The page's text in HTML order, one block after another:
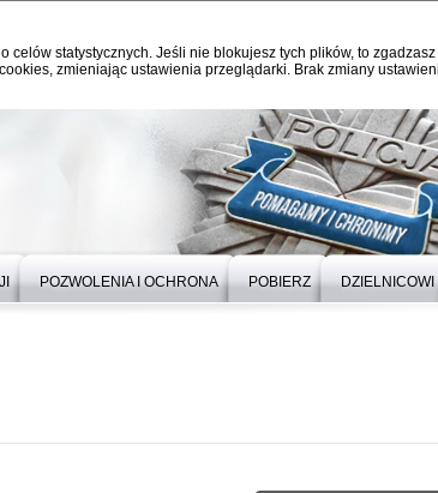
statystycznych. Jeśli nie blokujesz tych plików, to
zmieniając ustawienia przeglądarki. Brak zmiany
POZWOLENIA I OCHRONA POBIERZ DZIELNICOWI